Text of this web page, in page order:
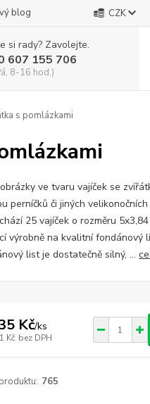
blog CZK
si rady? Zavolejte.
607 155 706
8-16 hod.)
s pomlázkami
ve tvaru vajíček se
perníčků či jiných
25 vajíček o rozměru
výrobně na kvalitní fondánový
list je dostatečně silný, ...
Kč/ks
Kč bez DPH
765